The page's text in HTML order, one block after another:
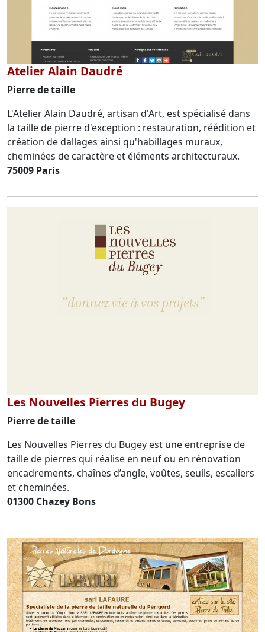
Atelier Alain Daudré
Pierre de taille
L'Atelier Alain Daudré, artisan d'Art, est spécialisé dans
la taille de pierre d'exception : restauration, réédition et
création de dallages ainsi qu'habillages muraux,
cheminées de caractère et éléments architecturaux.
75009 Paris
Les Nouvelles Pierres du Bugey
Pierre de taille
Les Nouvelles Pierres du Bugey est une entreprise de
taille de pierres qui réalise en neuf ou en rénovation
encadrements, chaînes d’angle, voûtes, seuils, escaliers
et cheminées.
01300 Chazey Bons